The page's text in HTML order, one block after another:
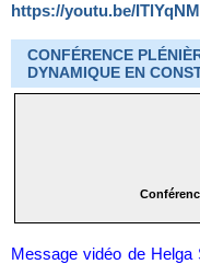
https://youtu.be/
CONFÉRENCE
DYNAMIQUE EN
Message vidéo de Helga